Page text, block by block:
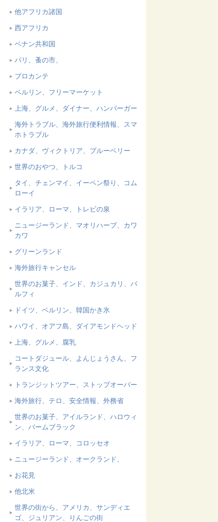
他アフリカ諸国
西アフリカ
ベナン共和国
パリ、蚤の市、
ブロカンテ
ベルリン、フリーマーケット
上海、グルメ、ダイナー、ハンバーガー
海外トラブル、海外旅行便利情報、スマ
ホトラブル
カナダ、ヴィクトリア、ブルーベリー
世界のおやつ、トルコ
タイ、チェンマイ、イーペン祭り、コム
ローイ
イラリア、ローマ、トレビの泉
ニュージーランド、マオリハーブ、カワ
カワ
グリーンランド
海外旅行キャンセル
世界のお菓子、インド、カジュカリ、バ
ルフィ
ドイツ、ベルリン、韓国かき氷
ハワイ、オアフ島、ダイアモンドヘッド
上海、グルメ、腐乳
コートダジュール、よんじょうさん、フ
ランス文化
トランジットツアー、ストップオーバー
海外旅行、テロ、安全情報、外務省
世界のお菓子、アイルランド、ハロウィ
ン、バームブラック
イラリア、ローマ、コロッセオ
ニュージーランド、オークランド、
お花見
他北米
世界の街から、アメリカ、サンディエ
ゴ、ジュリアン、りんごの街